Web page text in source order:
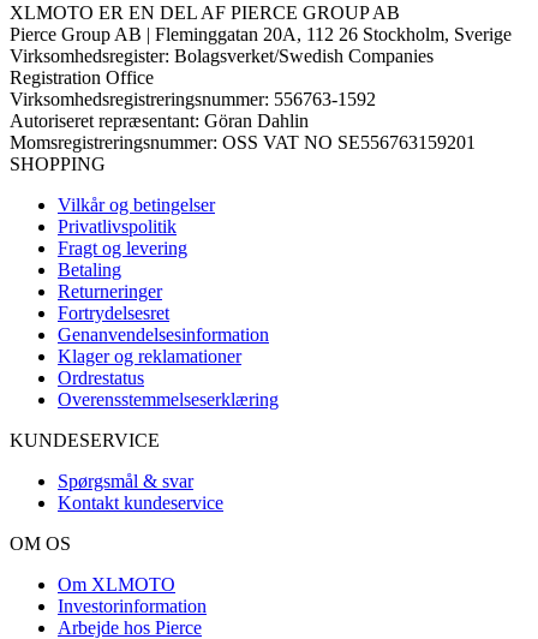
XLMOTO ER EN DEL AF PIERCE GROUP AB
Pierce Group AB | Fleminggatan 20A, 112 26 Stockholm, Sverige
Virksomhedsregister: Bolagsverket/Swedish Companies
Registration Office
Virksomhedsregistreringsnummer: 556763-1592
Autoriseret repræsentant: Göran Dahlin
Momsregistreringsnummer: OSS VAT NO SE556763159201
SHOPPING
Vilkår og betingelser
Privatlivspolitik
Fragt og levering
Betaling
Returneringer
Fortrydelsesret
Genanvendelsesinformation
Klager og reklamationer
Ordrestatus
Overensstemmelseserklæring
KUNDESERVICE
Spørgsmål & svar
Kontakt kundeservice
OM OS
Om XLMOTO
Investorinformation
Arbejde hos Pierce